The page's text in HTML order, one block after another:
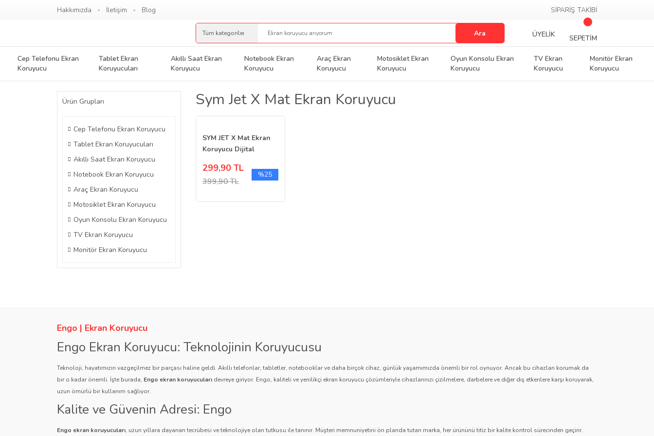
Hakkımızda İletişim Blog SİPARİŞ TAKİBİ
Ara ÜYELİK SEPETİM
Cep Telefonu Ekran
Koruyucu
Tablet Ekran
Koruyucuları
Akıllı Saat Ekran
Koruyucu
Notebook Ekran
Koruyucu
Araç Ekran
Koruyucu
Motosiklet Ekran
Koruyucu
Oyun Konsolu Ekran
Koruyucu
TV Ekran
Koruyucu
Monitör Ekran
Koruyucu
Ürün Grupları
Cep Telefonu Ekran Koruyucu
Tablet Ekran Koruyucuları
Akıllı Saat Ekran Koruyucu
Notebook Ekran Koruyucu
Araç Ekran Koruyucu
Motosiklet Ekran Koruyucu
Oyun Konsolu Ekran Koruyucu
TV Ekran Koruyucu
Monitör Ekran Koruyucu
Sym Jet X Mat Ekran Koruyucu
SYM JET X Mat Ekran
Koruyucu Dijital
299,90 TL
399,90 TL
%25
Engo | Ekran Koruyucu
Engo Ekran Koruyucu: Teknolojinin Koruyucusu
Teknoloji, hayatımızın vazgeçilmez bir parçası haline geldi. Akıllı telefonlar, tabletler, notebooklar ve daha birçok cihaz, günlük yaşamımızda önemli bir rol oynuyor. Ancak bu cihazları korumak da
bir o kadar önemli. İşte burada, Engo ekran koruyucuları devreye giriyor. Engo, kaliteli ve yenilikçi ekran koruyucu çözümleriyle cihazlarınızı çizilmelere, darbelere ve diğer dış etkenlere karşı koruyarak,
uzun ömürlü bir kullanım sağlıyor.
Kalite ve Güvenin Adresi: Engo
Engo ekran koruyucuları, uzun yıllara dayanan tecrübesi ve teknolojiye olan tutkusu ile tanınır. Müşteri memnuniyetini ön planda tutan marka, her ürününü titiz bir kalite kontrol sürecinden geçirir.